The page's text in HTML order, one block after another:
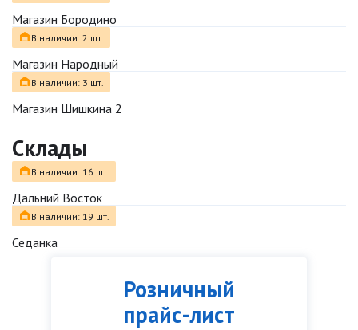
Розничный
прайс-лист
Магазин Бородино
В наличии: 2 шт.
Магазин Народный
В наличии: 3 шт.
Магазин Шишкина 2
Склады
В наличии: 16 шт.
Дальний Восток
В наличии: 19 шт.
Седанка